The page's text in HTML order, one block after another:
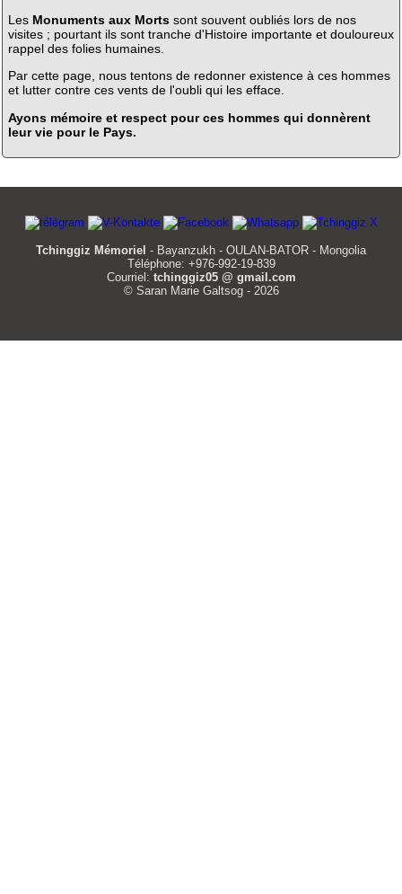
Les Monuments aux Mortssont souvent oubliés lors de nos
visites ; pourtant ils sont tranche d'Histoire importante et douloureux
rappel des folies humaines.
Par cette page, nous tentons de redonner existence à ces hommes
et lutter contre ces vents de l'oubli qui les efface.
Ayons mémoire et respect pour ces hommes qui donnèrent
leur vie pour le Pays.
Tchinggiz Mémoriel - Bayanzukh - OULAN-BATOR - Mongolia
Téléphone: +976-992-19-839
Courriel: tchinggiz05 @ gmail.com
© Saran Marie Galtsog - 2026